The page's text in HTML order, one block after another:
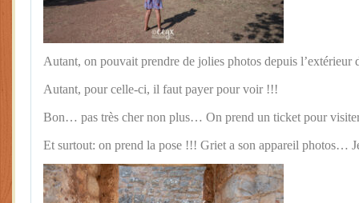
Autant, on pouvait prendre de jolies photos depuis l’extérieur
Autant, pour celle-ci, il faut payer pour voir !!!
Bon… pas très cher non plus… On prend un ticket pour
Et surtout: on prend la pose !!! Griet a son appareil photos…